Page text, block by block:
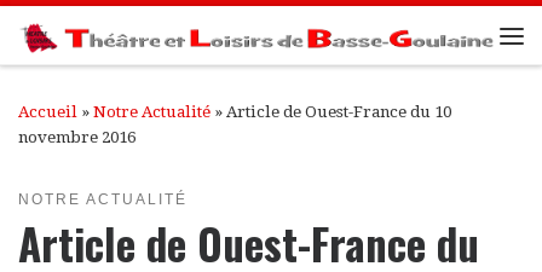
Passer au contenu
Accueil » Notre Actualité » Article de Ouest-France du 10
novembre 2016
NOTRE ACTUALITÉ
Article de Ouest-France du